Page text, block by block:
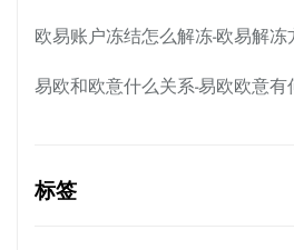
欧易账户冻结怎么解冻-欧易解冻
易欧和欧意什么关系-易欧欧意有
标签